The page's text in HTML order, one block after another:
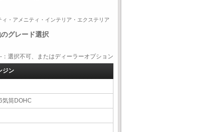
ィ・アメニティ・インテリア・エクステリア
グレード選択
択不可、またはディーラーオプション
ジン
気筒DOHC